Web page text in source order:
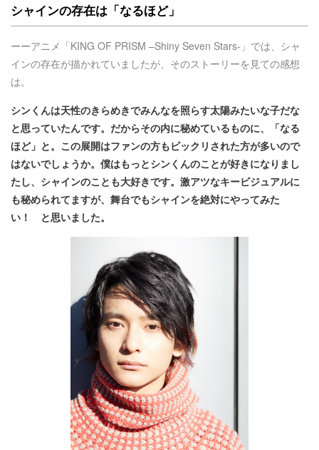
シャインの存在は「なるほど」
ーーアニメ「KING OF PRISM –Shiny Seven Stars-」では、シャ
インの存在が描かれていましたが、そのストーリーを見ての感想
は。
シンくんは天性のきらめきでみんなを照らす太陽みたいな子だな
と思っていたんです。だからその内に秘めているものに、「なる
ほど」と。この展開はファンの方もビックリされた方が多いので
はないでしょうか。僕はもっとシンくんのことが好きになりまし
たし、シャインのことも大好きです。激アツなキービジュアルに
も秘められてますが、舞台でもシャインを絶対にやってみた
い！ と思いました。